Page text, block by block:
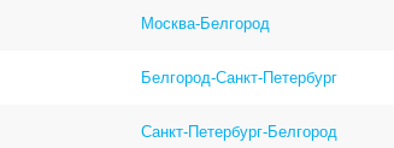
Москва-Белгород
Белгород-Санкт-Петербург
Санкт-Петербург-Белгород